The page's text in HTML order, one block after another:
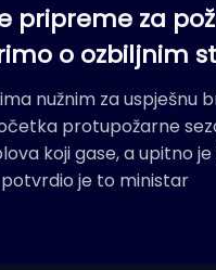
pripreme za
o ozbiljnim
nužnim za uspješnu
protupožarne
koji gase, a upitno
je to ministar